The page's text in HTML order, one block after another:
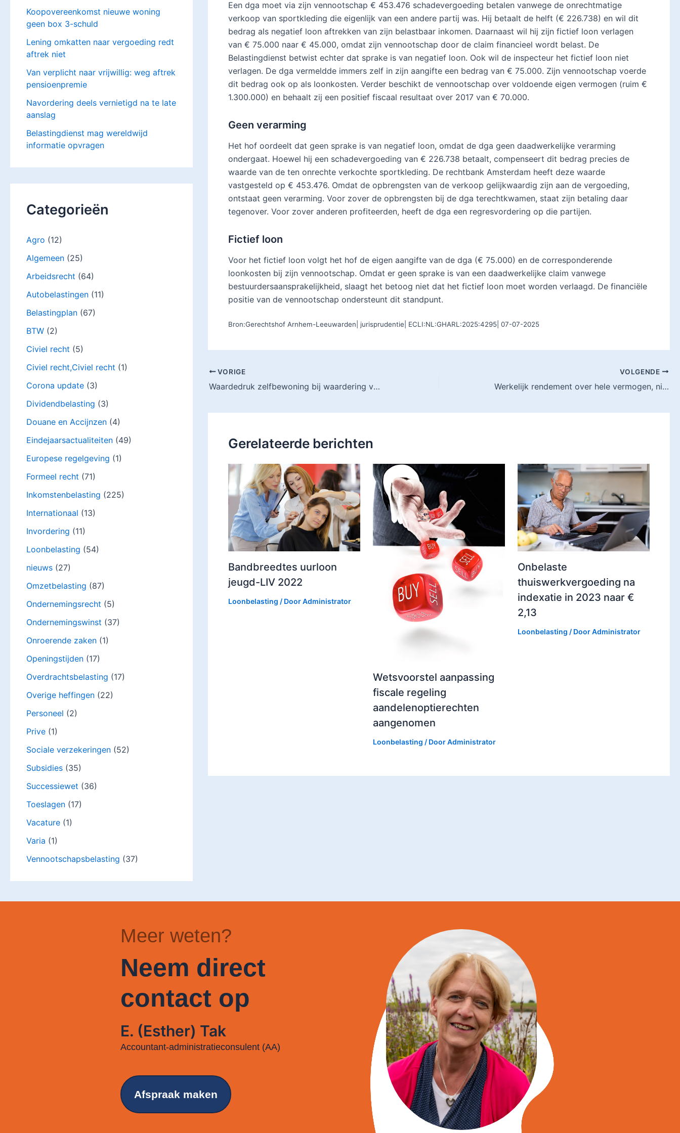
Koopovereenkomst nieuwe woning
geen box 3-schuld
Lening omkatten naar vergoeding redt
aftrek niet
Van verplicht naar vrijwillig: weg aftrek
pensioenpremie
Navordering deels vernietigd na te late
aanslag
Belastingdienst mag wereldwijd
informatie opvragen
Categorieën
Agro (12)
Algemeen (25)
Arbeidsrecht (64)
Autobelastingen (11)
Belastingplan (67)
BTW (2)
Civiel recht (5)
Civiel recht,Civiel recht (1)
Corona update (3)
Dividendbelasting (3)
Douane en Accijnzen (4)
Eindejaarsactualiteiten (49)
Europese regelgeving (1)
Formeel recht (71)
Inkomstenbelasting (225)
Internationaal (13)
Invordering (11)
Loonbelasting (54)
nieuws (27)
Omzetbelasting (87)
Ondernemingsrecht (5)
Ondernemingswinst (37)
Onroerende zaken (1)
Openingstijden (17)
Overdrachtsbelasting (17)
Overige heffingen (22)
Personeel (2)
Prive (1)
Sociale verzekeringen (52)
Subsidies (35)
Successiewet (36)
Toeslagen (17)
Vacature (1)
Varia (1)
Vennootschapsbelasting (37)
Een dga moet via zijn vennootschap € 453.476 schadevergoeding betalen vanwege de onrechtmatige
verkoop van sportkleding die eigenlijk van een andere partij was. Hij betaalt de helft (€ 226.738) en wil dit
bedrag als negatief loon aftrekken van zijn belastbaar inkomen. Daarnaast wil hij zijn fictief loon verlagen
van € 75.000 naar € 45.000, omdat zijn vennootschap door de claim financieel wordt belast. De
Belastingdienst betwist echter dat sprake is van negatief loon. Ook wil de inspecteur het fictief loon niet
verlagen. De dga vermeldde immers zelf in zijn aangifte een bedrag van € 75.000. Zijn vennootschap voerde
dit bedrag ook op als loonkosten. Verder beschikt de vennootschap over voldoende eigen vermogen (ruim €
1.300.000) en behaalt zij een positief fiscaal resultaat over 2017 van € 70.000.
Geen verarming
Het hof oordeelt dat geen sprake is van negatief loon, omdat de dga geen daadwerkelijke verarming
ondergaat. Hoewel hij een schadevergoeding van € 226.738 betaalt, compenseert dit bedrag precies de
waarde van de ten onrechte verkochte sportkleding. De rechtbank Amsterdam heeft deze waarde
vastgesteld op € 453.476. Omdat de opbrengsten van de verkoop gelijkwaardig zijn aan de vergoeding,
ontstaat geen verarming. Voor zover de opbrengsten bij de dga terechtkwamen, staat zijn betaling daar
tegenover. Voor zover anderen profiteerden, heeft de dga een regresvordering op die partijen.
Fictief loon
Voor het fictief loon volgt het hof de eigen aangifte van de dga (€ 75.000) en de corresponderende
loonkosten bij zijn vennootschap. Omdat er geen sprake is van een daadwerkelijke claim vanwege
bestuurdersaansprakelijkheid, slaagt het betoog niet dat het fictief loon moet worden verlaagd. De financiële
positie van de vennootschap ondersteunt dit standpunt.
Bron:Gerechtshof Arnhem-Leeuwarden| jurisprudentie| ECLI:NL:GHARL:2025:4295| 07-07-2025
VORIGE
Waardedruk zelfbewoning bij waardering van bedrijfsgedeelte bij staking
VOLGENDE
Werkelijk rendement over hele vermogen, niet per vermogensbestanddeel
Gerelateerde berichten
Bandbreedtes uurloon
jeugd-LIV 2022
Loonbelasting / DoorAdministrator
Wetsvoorstel aanpassing
fiscale regeling
aandelenoptierechten
aangenomen
Loonbelasting / DoorAdministrator
Onbelaste
thuiswerkvergoeding na
indexatie in 2023 naar €
2,13
Loonbelasting / DoorAdministrator
Meer weten?
Neem direct
contact op
E. (Esther) Tak
Accountant-administratieconsulent (AA)
Afspraak maken